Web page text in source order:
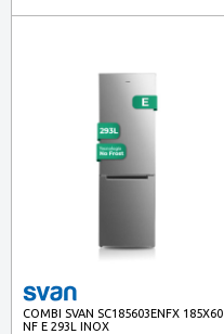
COMBI SVAN SC185603ENFX 185X60
NF E 293L INOX